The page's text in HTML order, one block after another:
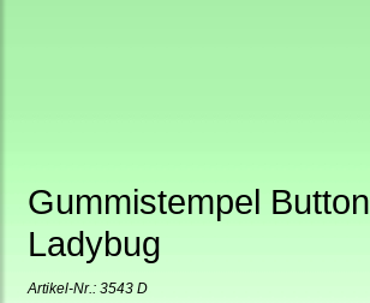
Gummistempel Button
Ladybug
Artikel-Nr.: 3543 D